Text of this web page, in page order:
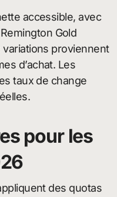
accessible, avec
Gold
proviennent
d’achat. Les
taux de change
pour les
des quotas